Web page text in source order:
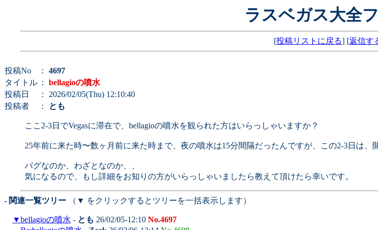
ラスベガス大全
[投稿リストに戻る] [返信す
投稿No ： 4697
タイトル ： bellagioの噴水
投稿日
： 2026/02/05(Thu) 12:10:40
投稿者
： とも
ここ2-3日でVegasに滞在で、bellagioの噴水を観られた方はいらっしゃいますか？
25年前に来た時〜数ヶ月前に来た時まで、夜の噴水は15分間隔だったんですが、この2-3日は
バグなのか、わざとなのか、、
気になるので、もし詳細をお知りの方がいらっしゃいましたら教えて頂けたら幸いです。
- 関連一覧ツリー （▼ をクリックするとツリーを一括表示します）
▼bellagioの噴水 - とも 26/02/05-12:10 No.4697